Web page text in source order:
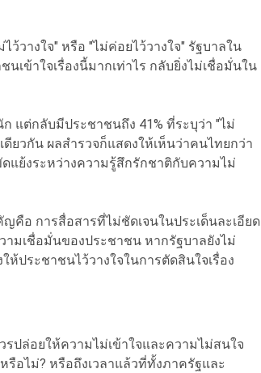
ว้วางใจ" หรือ "ไม่ค่อยไว้วางใจ" รัฐบาลใน
เข้าใจเรื่องนี้มากเท่าไร กลับยิ่งไม่เชื่อมั่นใน
แต่กลับมีประชาชนถึง 41% ที่ระบุว่า "ไม่
ดียวกัน ผลสำรวจก็แสดงให้เห็นว่าคนไทยกว่า
แย้งระหว่างความรู้สึกรักชาติกับความไม่
อ การสื่อสารที่ไม่ชัดเจนในประเด็นละเอียด
มเชื่อมั่นของประชาชน หากรัฐบาลยังไม่
ห้ประชาชนไว้วางใจในการตัดสินใจเรื่อง
รปล่อยให้ความไม่เข้าใจและความไม่สนใจ
อไม่? หรือถึงเวลาแล้วที่ทั้งภาครัฐและ